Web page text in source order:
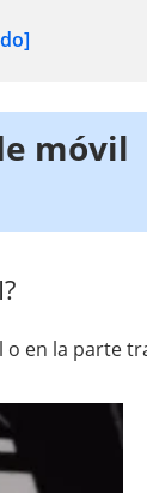
móvil
o en la parte